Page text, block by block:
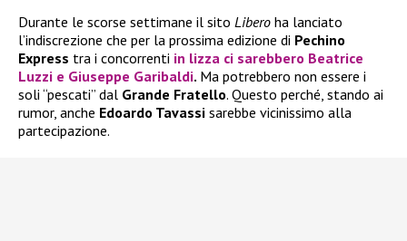
Durante le scorse settimane il sito Libero ha lanciato
l’indiscrezione che per la prossima edizione di Pechino
Express tra i concorrenti in lizza ci sarebbero Beatrice
Luzzi e Giuseppe Garibaldi. Ma potrebbero non essere i
soli “pescati” dal Grande Fratello. Questo perché, stando ai
rumor, anche Edoardo Tavassi sarebbe vicinissimo alla
partecipazione.